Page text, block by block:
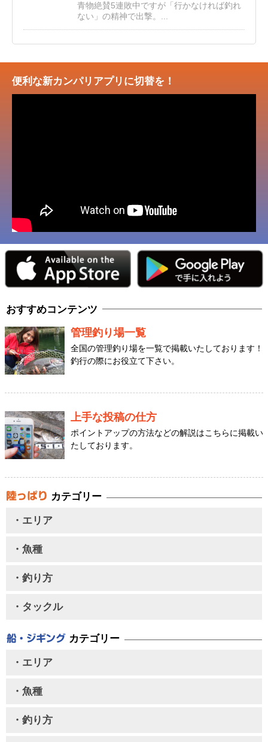
青物絶賛5連敗中ですが「行かなければ釣れ
ない」の精神で出撃。...
便利な新カンパリアプリに切替を！
おすすめコンテンツ
管理釣り場一覧
全国の管理釣り場を一覧で掲載いたしております！
釣行の際にお役立て下さい。
上手な投稿の仕方
ポイントアップの方法などの解説はこちらに掲載い
たしております。
カテゴリー
・エリア
・魚種
・釣り方
・タックル
カテゴリー
・エリア
・魚種
・釣り方